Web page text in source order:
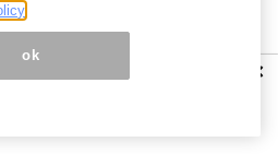
買いか？決算で見えた“強い事
×
ok